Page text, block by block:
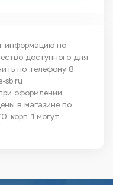
информацию по
доступного для
по телефону 8
sb.ru
оформлении
в магазине по
корп. 1 могут